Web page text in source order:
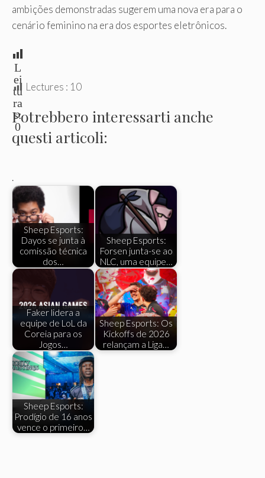
ambições demonstradas sugerem uma nova era para o
cenário feminino na era dos esportes eletrônicos.
L
ei
tu
ra
s:
0
Lectures : 10
Potrebbero interessarti anche
questi articoli:
.
Sheep Esports:
Dayos se junta à
comissão técnica
dos…
Sheep Esports:
Forsen junta-se ao
NLC, uma equipe…
Faker lidera a
equipe de LoL da
Coreia para os
Jogos…
Sheep Esports: Os
Kickoffs de 2026
relançam a Liga…
Sheep Esports:
Prodígio de 16 anos
vence o primeiro…